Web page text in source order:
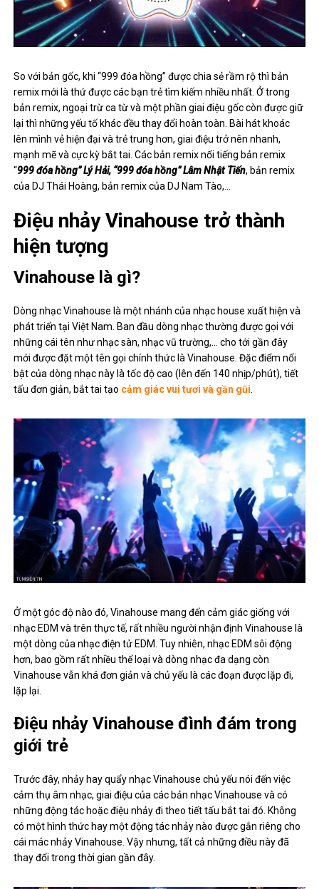
So với bản gốc, khi “999 đóa hồng” được chia sẻ rầm rộ thì bản
remix mới là thứ được các bạn trẻ tìm kiếm nhiều nhất. Ở trong
bản remix, ngoại trừ ca từ và một phần giai điệu gốc còn được giữ
lại thì những yếu tố khác đều thay đổi hoàn toàn. Bài hát khoác
lên mình vẻ hiện đại và trẻ trung hơn, giai điệu trở nên nhanh,
mạnh mẽ và cực kỳ bắt tai. Các bản remix nổi tiếng bản remix
“999 đóa hồng” Lý Hải, “999 đóa hồng” Lâm Nhật Tiến, bản remix
của DJ Thái Hoàng, bản remix của DJ Nam Tào,…
Điệu nhảy Vinahouse trở thành
hiện tượng
Vinahouse là gì?
Dòng nhạc Vinahouse là một nhánh của nhạc house xuất hiện và
phát triển tại Việt Nam. Ban đầu dòng nhạc thường được gọi với
những cái tên như nhạc sàn, nhạc vũ trường,… cho tới gần đây
mới được đặt một tên gọi chính thức là Vinahouse. Đặc điểm nổi
bật của dòng nhạc này là tốc độ cao (lên đến 140 nhịp/phút), tiết
tấu đơn giản, bắt tai tạo cảm giác vui tươi và gần gũi.
Ở một góc độ nào đó, Vinahouse mang đến cảm giác giống với
nhạc EDM và trên thực tế, rất nhiều người nhận định Vinahouse là
một dòng của nhạc điện tử EDM. Tuy nhiên, nhạc EDM sôi động
hơn, bao gồm rất nhiều thể loại và dòng nhạc đa dạng còn
Vinahouse vẫn khá đơn giản và chủ yếu là các đoạn được lặp đi,
lặp lại.
Điệu nhảy Vinahouse đình đám trong
giới trẻ
Trước đây, nhảy hay quẩy nhạc Vinahouse chủ yếu nói đến việc
cảm thụ âm nhạc, giai điệu của các bản nhạc Vinahouse và có
những động tác hoặc điệu nhảy đi theo tiết tấu bắt tai đó. Không
có một hình thức hay một động tác nhảy nào được gắn riêng cho
cái mác nhảy Vinahouse. Vậy nhưng, tất cả những điều này đã
thay đổi trong thời gian gần đây.